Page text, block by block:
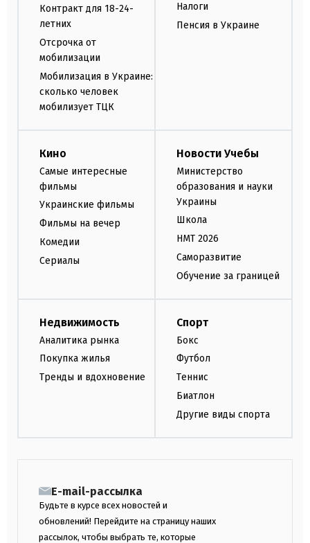
Контракт для 18-24-
летних
Отсрочка от
мобилизации
Мобилизация в Украине:
сколько человек
мобилизует ТЦК
Налоги
Пенсия в Украине
Кино
Самые интересные
фильмы
Украинские фильмы
Фильмы на вечер
Комедии
Сериалы
Новости Учебы
Министерство
образования и науки
Украины
Школа
НМТ 2026
Саморазвитие
Обучение за границей
Недвижимость
Аналитика рынка
Покупка жилья
Тренды и вдохновение
Спорт
Бокс
Футбол
Теннис
Биатлон
Другие виды спорта
E-mail-рассылка
Будьте в курсе всех новостей и
обновлений! Перейдите на страницу наших
рассылок, чтобы выбрать те, которые